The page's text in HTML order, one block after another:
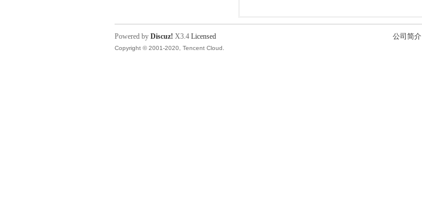
公司简介
Powered by Discuz! X3.4 Licensed
Copyright © 2001-2020, Tencent Cloud.